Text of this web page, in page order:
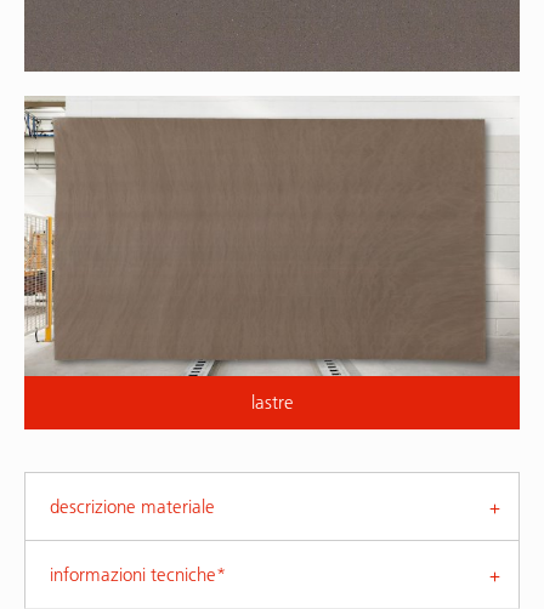
lastre
descrizione materiale
informazioni tecniche*